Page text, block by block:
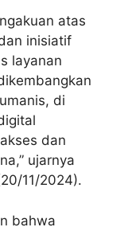
atas
inisiatif
layanan
di
dan
ujarnya
11/2024).
bahwa